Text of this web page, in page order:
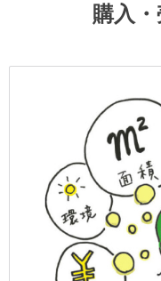
購入